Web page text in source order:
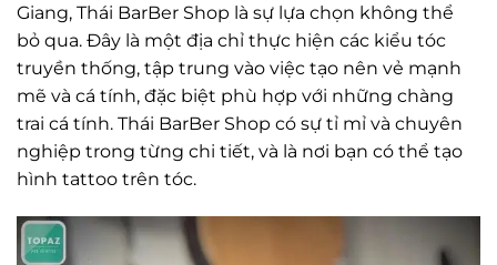
Giang, Thái BarBer Shop là sự lựa chọn không thể
bỏ qua. Đây là một địa chỉ thực hiện các kiểu tóc
truyền thống, tập trung vào việc tạo nên vẻ mạnh
mẽ và cá tính, đặc biệt phù hợp với những chàng
trai cá tính. Thái BarBer Shop có sự tỉ mỉ và chuyên
nghiệp trong từng chi tiết, và là nơi bạn có thể tạo
hình tattoo trên tóc.